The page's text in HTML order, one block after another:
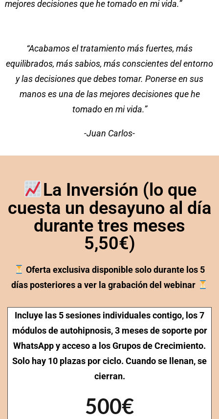
mejores decisiones que he tomado en mi vida.”
“Acabamos el tratamiento más fuertes, más
equilibrados, más sabios, más conscientes del entorno
y las decisiones que debes tomar. Ponerse en sus
manos es una de las mejores decisiones que he
tomado en mi vida.”
-Juan Carlos-
La Inversión (lo que
cuesta un desayuno al día
durante tres meses
5,50€)
Oferta exclusiva disponible solo durante los 5
días posteriores a ver la grabación del webinar
Incluye las 5 sesiones individuales contigo, los 7
módulos de autohipnosis, 3 meses de soporte por
WhatsApp y acceso a los Grupos de Crecimiento.
Solo hay 10 plazas por ciclo. Cuando se llenan, se
cierran.
500€